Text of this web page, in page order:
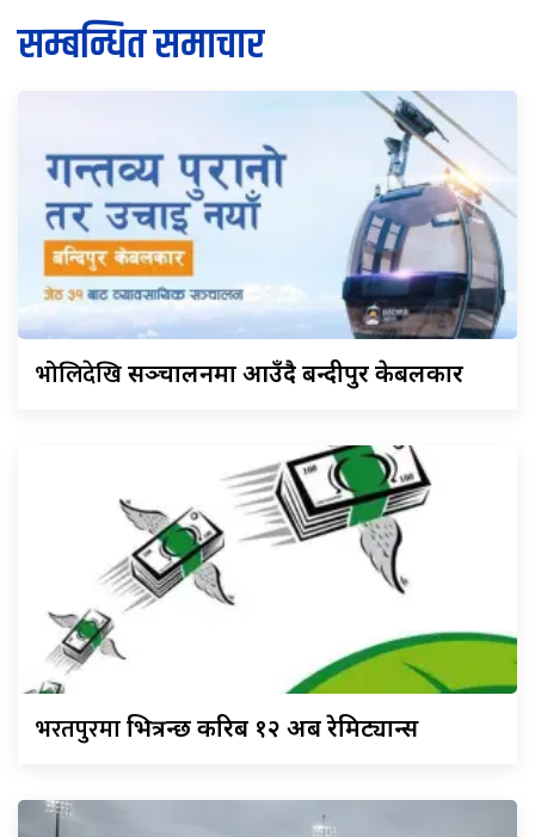
सम्बन्धित समाचार
भोलिदेखिसञ्चालनमा आउँदै बन्दीपुर केबलकार
भरतपुरमाभित्रन्छ करिब १२ अर्ब रेमिट्यान्स